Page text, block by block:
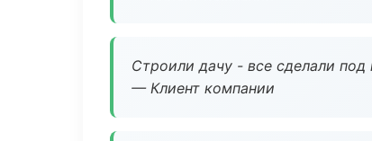
Строили дачу - все сделали
— Клиент компании